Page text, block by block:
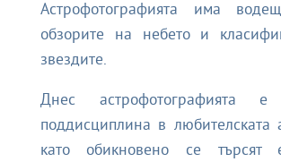
Астрофотографията има
обзорите на небето и
звездите.
Днес астрофотографията е
поддисциплина в любителската
като обикновено се търсят